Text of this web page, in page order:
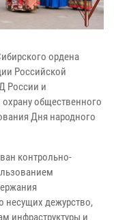
ордена
Российской
России и
общественного
Дня народного
контрольно-
несущих дежурство,
инфраструктуры и